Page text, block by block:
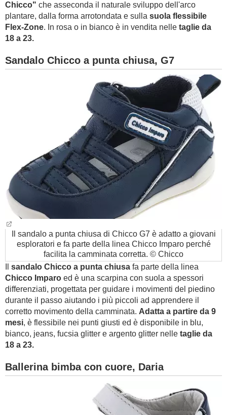
Chicco" che asseconda il naturale sviluppo dell'arco
plantare, dalla forma arrotondata e sulla suola flessibile
Flex-Zone. In rosa o in bianco è in vendita nelle taglie da
18 a 23.
Sandalo Chicco a punta chiusa, G7
Il sandalo a punta chiusa di Chicco G7 è adatto a giovani
esploratori e fa parte della linea Chicco Imparo perché
facilita la camminata corretta. © Chicco
sandalo Chicco a punta chiusa fa parte della linea
Chicco Imparo ed è una scarpina con suola a spessori
differenziati, progettata per guidare i movimenti del piedino
durante il passo aiutando i più piccoli ad apprendere il
corretto movimento della camminata. Adatta a partire da 9
mesi, è flessibile nei punti giusti ed è disponibile in blu,
bianco, jeans, fucsia glitter e argento glitter nelle taglie da
18 a 23.
Ballerina bimba con cuore, Daria